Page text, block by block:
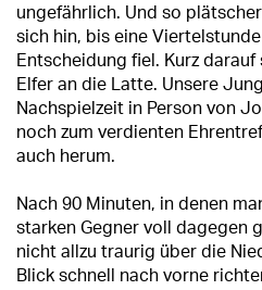
ungefährlich. Und so
sich hin, bis eine
Entscheidung fiel. Kurz
Elfer an die Latte. Unsere
Nachspielzeit in Person von
noch zum verdienten
auch herum.
Nach 90 Minuten, in denen
starken Gegner voll dagegen
nicht allzu traurig über die
Blick schnell nach vorne